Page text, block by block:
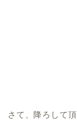
さて、降ろして